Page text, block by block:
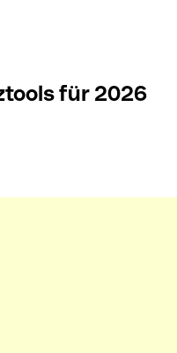
für 2026